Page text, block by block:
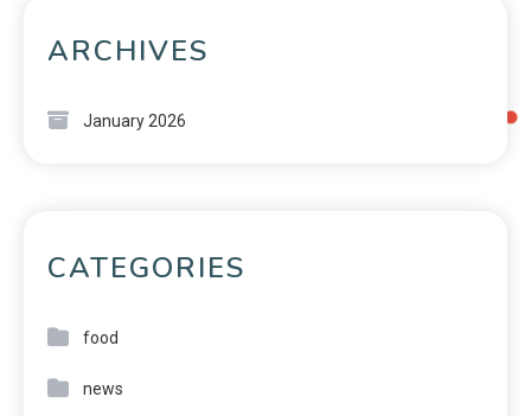
ARCHIVES
January 2026
CATEGORIES
food
news